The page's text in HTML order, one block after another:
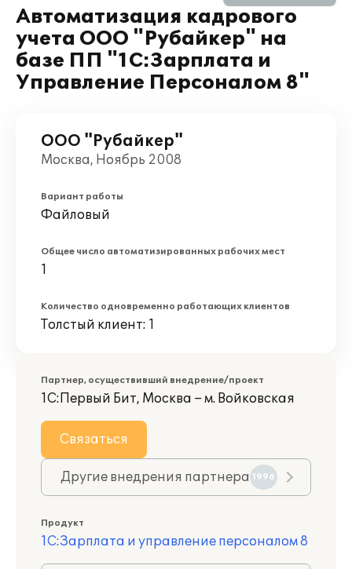
Автоматизация кадрового
учета ООО "Рубайкер" на
базе ПП "1С:Зарплата и
Управление Персоналом 8"
ООО "Рубайкер"
Москва, Ноябрь 2008
Вариант работы
Файловый
Общее число автоматизированных рабочих мест
1
Количество одновременно работающих клиентов
Толстый клиент: 1
Партнер, осуществивший внедрение/проект
1С:Первый Бит, Москва – м. Войковская
Связаться
Другие внедрения партнера 1996
Продукт
1С:Зарплата и управление персоналом 8